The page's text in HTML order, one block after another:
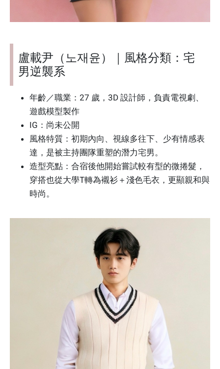
盧載尹（노재윤）｜風格分類：宅
男逆襲系
年齡／職業：27 歲，3D 設計師，負責電視劇、
遊戲模型製作
IG：尚未公開
風格特質：初期內向、視線多往下、少有情感表
達，是被主持團隊重塑的潛力宅男。
造型亮點：合宿後他開始嘗試較有型的微捲髮，
穿搭也從大學T轉為襯衫＋淺色毛衣，更顯親和與
時尚。